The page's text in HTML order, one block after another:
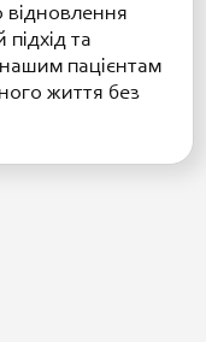
відновлення
та
пацієнтам
життя без